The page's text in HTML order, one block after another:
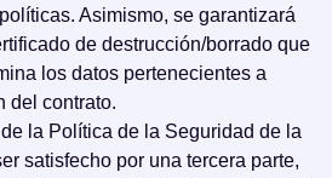
Asimismo, se garantizará
de destrucción/borrado que
los datos pertenecientes a
del contrato.
la Política de la Seguridad de la
satisfecho por una tercera parte,